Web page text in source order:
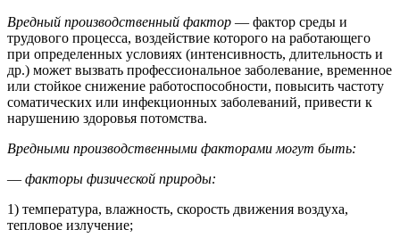
Вредный производственный фактор — фактор среды и
трудового процесса, воздействие которого на работающего
при определенных условиях (интенсивность, длительность и
др.) может вызвать профессиональное заболевание, временное
или стойкое снижение работоспособности, повысить частоту
соматических или инфекционных заболеваний, привести к
нарушению здоровья потомства.
Вредными производственными факторами могут быть:
— факторы физической природы:
1) температура, влажность, скорость движения воздуха,
тепловое излучение;